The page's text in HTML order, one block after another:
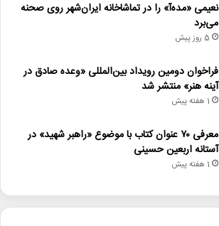
نعیمی «مده‌آ» را در تماشاخانه ایران‌شهر روی صحنه
می‌برد
5 روز پیش
فراخوان دومین رویداد بین‌المللی «وعده صادق در
آینه هنر» منتشر شد
1 هفته پیش
معرفی ۷۰ عنوان کتاب با موضوع «راهبر شهید» در
آستانه اربعین حسینی
1 هفته پیش